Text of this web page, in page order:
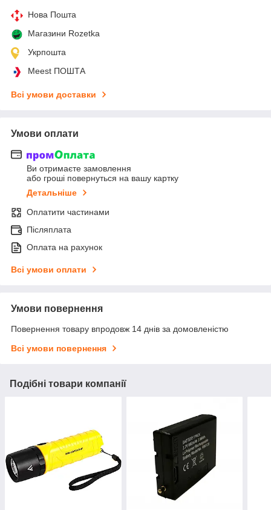
Нова Пошта
Магазини Rozetka
Укрпошта
Meest ПОШТА
Всі умови доставки
Умови оплати
Ви отримаєте замовлення
або гроші повернуться на вашу картку
Детальніше
Оплатити частинами
Післяплата
Оплата на рахунок
Всі умови оплати
Умови повернення
Повернення товару впродовж 14 днів за домовленістю
Всі умови повернення
Подібні товари компанії